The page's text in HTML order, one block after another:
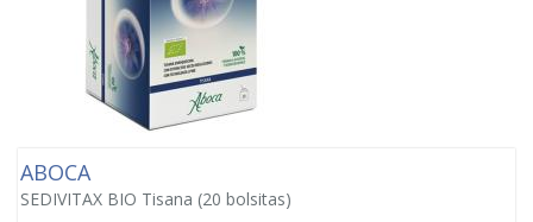
ABOCA
SEDIVITAX BIO Tisana (20 bolsitas)